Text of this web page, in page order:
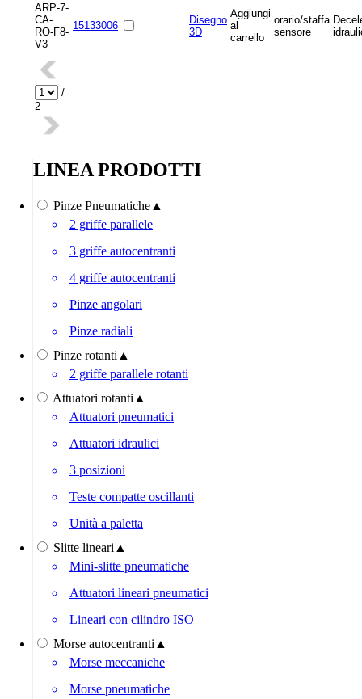
ARP-7-
CA-
RO-F8-
V3
15133006
Disegno
3D
Aggiungi
al
carrello
orario/staffa
sensore
/
2
LINEA PRODOTTI
Pinze Pneumatiche ▲
2 griffe parallele
3 griffe autocentranti
4 griffe autocentranti
Pinze angolari
Pinze radiali
Pinze rotanti ▲
2 griffe parallele rotanti
Attuatori rotanti ▲
Attuatori pneumatici
Attuatori idraulici
3 posizioni
Teste compatte oscillanti
Unità a paletta
Slitte lineari ▲
Mini-slitte pneumatiche
Attuatori lineari pneumatici
Lineari con cilindro ISO
Morse autocentranti ▲
Morse meccaniche
Morse pneumatiche